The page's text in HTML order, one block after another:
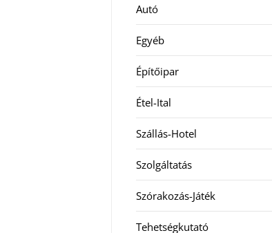
Autó
Egyéb
Építőipar
Étel-Ital
Szállás-Hotel
Szolgáltatás
Szórakozás-Játék
Tehetségkutató